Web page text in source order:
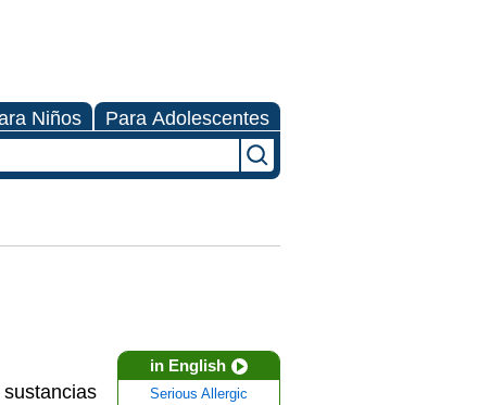
Niños Para Adolescentes
in English
Serious Allergic